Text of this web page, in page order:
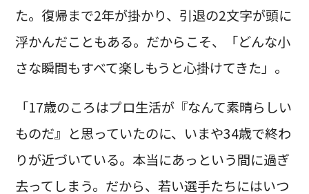
た。復帰まで2年が掛かり、引退の2文字が頭に
浮かんだこともある。だからこそ、「どんな小
さな瞬間もすべて楽しもうと心掛けてきた」。
「17歳のころはプロ生活が『なんて素晴らしい
ものだ』と思っていたのに、いまや34歳で終わ
りが近づいている。本当にあっという間に過ぎ
去ってしまう。だから、若い選手たちにはいつ